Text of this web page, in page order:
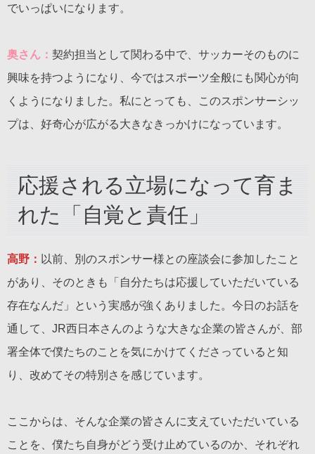
でいっぱいになります。
奥さん： 契約担当として関わる中で、サッカーそのものに
興味を持つようになり、今ではスポーツ全般にも関心が向
くようになりました。私にとっても、このスポンサーシッ
プは、好奇心が広がる大きなきっかけになっています。
応援される立場になって育ま
れた「自覚と責任」
高野： 以前、別のスポンサー様との座談会に参加したこと
があり、そのときも「自分たちは応援していただいている
存在なんだ」という実感が強くありました。今日のお話を
通して、JR西日本さんのような大きな企業の皆さんが、部
署全体で僕たちのことを気にかけてくださっていると知
り、改めてその特別さを感じています。
ここからは、そんな企業の皆さんに支えていただいている
ことを、僕たち自身がどう受け止めているのか、それぞれ